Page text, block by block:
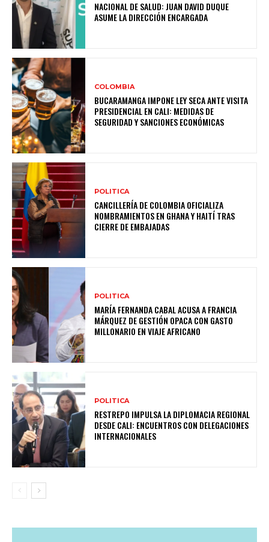
NACIONAL DE SALUD: JUAN DAVID DUQUE
ASUME LA DIRECCIÓN ENCARGADA
COLOMBIA
BUCARAMANGA IMPONE LEY SECA ANTE VISITA
PRESIDENCIAL EN CALI: MEDIDAS DE
SEGURIDAD Y SANCIONES ECONÓMICAS
POLITICA
CANCILLERÍA DE COLOMBIA OFICIALIZA
NOMBRAMIENTOS EN GHANA Y HAITÍ TRAS
CIERRE DE EMBAJADAS
POLITICA
MARÍA FERNANDA CABAL ACUSA A FRANCIA
MÁRQUEZ DE GESTIÓN OPACA CON GASTO
MILLONARIO EN VIAJE AFRICANO
POLITICA
RESTREPO IMPULSA LA DIPLOMACIA REGIONAL
DESDE CALI: ENCUENTROS CON DELEGACIONES
INTERNACIONALES